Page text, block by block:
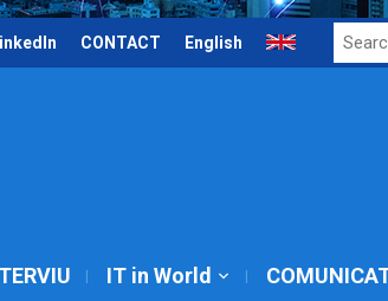
CONTACT English
Search
for:
IT in World